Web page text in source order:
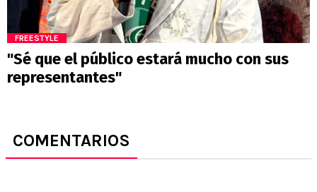
FREESTYLE
"Sé que el público estará mucho con sus
representantes"
COMENTARIOS